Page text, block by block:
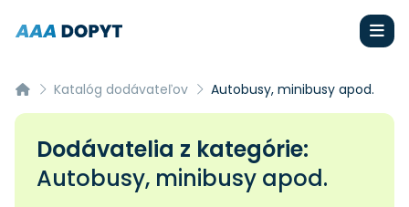
Katalóg dodávateľov Autobusy, minibusy apod.
Dodávatelia z kategórie:
Autobusy, minibusy apod.